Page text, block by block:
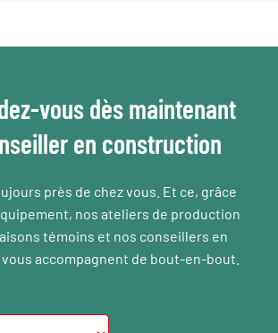
vous dès maintenant
en construction
près de chez vous. Et ce, grâce
nos ateliers de production
témoins et nos conseillers en
accompagnent de bout-en-bout.